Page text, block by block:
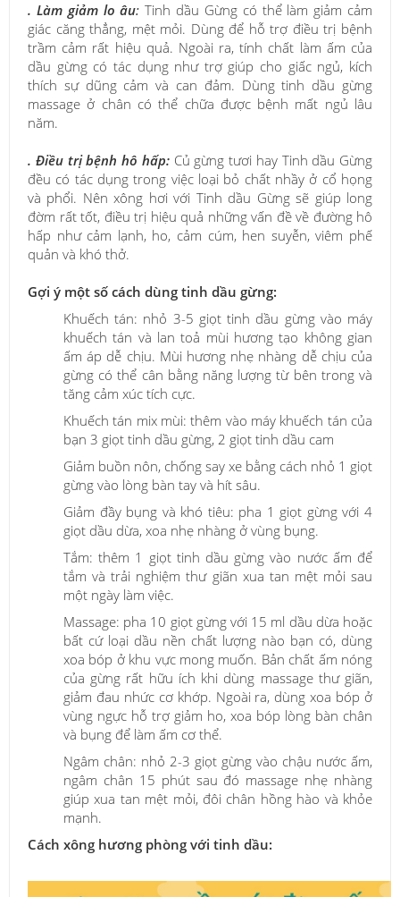
. Làm giảm lo âu:Tinh dầu Gừng có thể làm giảm cảm
giác căng thẳng, mệt mỏi. Dùng để hỗ trợ điều trị bệnh
trầm cảm rất hiệu quả. Ngoài ra, tính chất làm ấm của
dầu gừng có tác dụng như trợ giúp cho giấc ngủ, kích
thích sự dũng cảm và can đảm. Dùng tinh dầu gừng
massage ở chân có thể chữa được bệnh mất ngủ lâu
năm.
. Điều trị bệnh hô hấp: Củ gừng tươi hay Tinh dầu Gừng
đều có tác dụng trong việc loại bỏ chất nhầy ở cổ họng
và phổi. Nên xông hơi với Tinh dầu Gừng sẽ giúp long
đờm rất tốt, điều trị hiệu quả những vấn đề về đường hô
hấp như cảm lạnh, ho, cảm cúm, hen suyễn, viêm phế
quản và khó thở.
Gợi ý một số cách dùng tinh dầu gừng:
Khuếch tán: nhỏ 3-5 giọt tinh dầu gừng vào máy
khuếch tán và lan toả mùi hương tạo không gian
ấm áp dễ chịu. Mùi hương nhẹ nhàng dễ chịu của
gừng có thể cân bằng năng lượng từ bên trong và
tăng cảm xúc tích cực.
Khuếch tán mix mùi: thêm vào máy khuếch tán của
bạn 3 giọt tinh dầu gừng, 2 giọt tinh dầu cam
Giảm buồn nôn, chống say xe bằng cách nhỏ 1 giọt
gừng vào lòng bàn tay và hít sâu.
Giảm đầy bụng và khó tiêu: pha 1 giọt gừng với 4
giọt dầu dừa, xoa nhẹ nhàng ở vùng bụng.
Tắm: thêm 1 giọt tinh dầu gừng vào nước ấm để
tắm và trải nghiệm thư giãn xua tan mệt mỏi sau
một ngày làm việc.
Massage: pha 10 giọt gừng với 15 ml dầu dừa hoặc
bất cứ loại dầu nền chất lượng nào bạn có, dùng
xoa bóp ở khu vực mong muốn. Bản chất ấm nóng
của gừng rất hữu ích khi dùng massage thư giãn,
giảm đau nhức cơ khớp. Ngoài ra, dùng xoa bóp ở
vùng ngực hỗ trợ giảm ho, xoa bóp lòng bàn chân
và bụng để làm ấm cơ thể.
Ngâm chân: nhỏ 2-3 giọt gừng vào chậu nước ấm,
ngâm chân 15 phút sau đó massage nhẹ nhàng
giúp xua tan mệt mỏi, đôi chân hồng hào và khỏe
mạnh.
Cách xông hương phòng với tinh dầu: